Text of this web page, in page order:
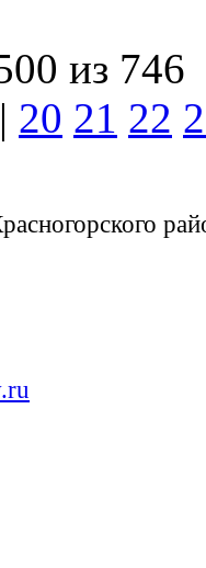
из 746
| 20 21 22